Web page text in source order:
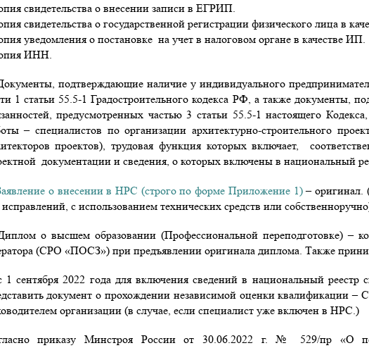
свидетельства о внесении записи в ЕГРИП.
свидетельства о государственной регистрации физического лица в
уведомления о постановке на учет в налоговом органе в качестве ИП.
ИНН.
подтверждающие наличие у индивидуального
1 статьи 55.5-1 Градостроительного кодекса РФ, а также документы,
предусмотренных частью 3 статьи 55.5-1 настоящего
– специалистов по организации архитектурно-строительного
проектов), трудовая функция которых включает,
документации и сведения, о которых включены в национальный
о внесении в НРС (строго по форме Приложение 1)– оригинал.
исправлений, с использованием технических средств или
о высшем образовании (Профессиональной переподготовке) –
(СРО «ПОСЗ») при предъявлении оригинала диплома. Также
1 сентября 2022 года для включения сведений в национальный реестр
документ о прохождении независимой оценки квалификации –
организации (в случае, если специалист уже включен в НРС.)
приказу Минстроя России от 30.06.2022 г. № 529/пр «О